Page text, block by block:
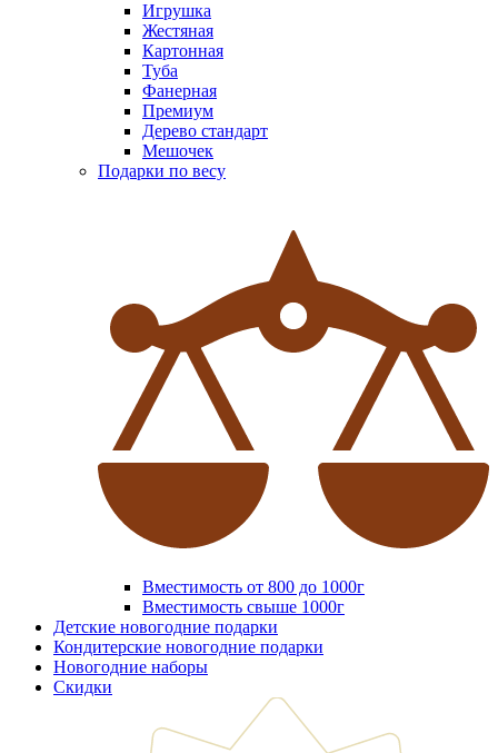
Игрушка
Жестяная
Картонная
Туба
Фанерная
Премиум
Дерево стандарт
Мешочек
Подарки по весу
Вместимость от 800 до 1000г
Вместимость свыше 1000г
Детские новогодние подарки
Кондитерские новогодние подарки
Новогодние наборы
Скидки